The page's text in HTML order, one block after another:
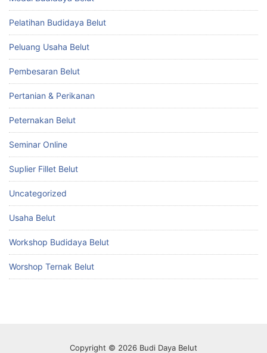
Pelatihan Budidaya Belut
Peluang Usaha Belut
Pembesaran Belut
Pertanian & Perikanan
Peternakan Belut
Seminar Online
Suplier Fillet Belut
Uncategorized
Usaha Belut
Workshop Budidaya Belut
Worshop Ternak Belut
Copyright © 2026 Budi Daya Belut